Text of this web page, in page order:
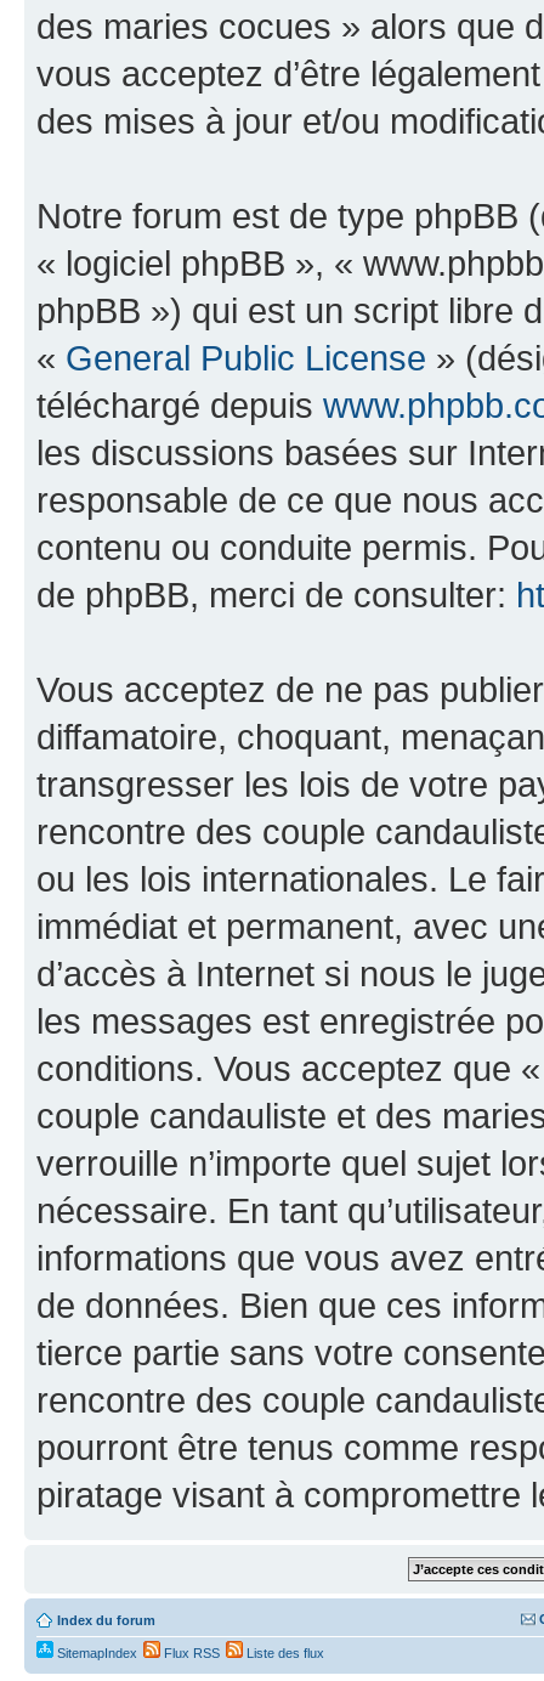
des maries cocues » alors que
vous acceptez d’être
des mises à jour et/ou
Notre forum est de type phpBB
« logiciel phpBB », «
phpBB ») qui est un script libre
« General Public License »
téléchargé depuis
les discussions basées sur
responsable de ce que nous
contenu ou conduite permis.
de phpBB, merci de consulter:
Vous acceptez de ne pas
diffamatoire, choquant,
transgresser les lois de votre
rencontre des couple
ou les lois internationales. Le
immédiat et permanent, avec
d’accès à Internet si nous le
les messages est enregistrée
conditions. Vous acceptez que
couple candauliste et des
verrouille n’importe quel sujet
nécessaire. En tant
informations que vous avez
de données. Bien que ces
tierce partie sans votre
rencontre des couple
pourront être tenus comme
piratage visant à compromettre
Index du forum
SitemapIndex Flux RSS Liste des flux